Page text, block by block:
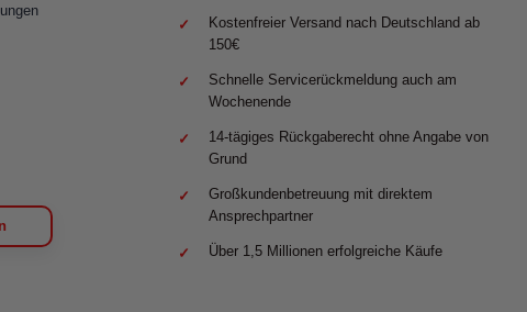
Kostenfreier Versand nach Deutschland ab
150€
Schnelle Servicerückmeldung auch am
Wochenende
14-tägiges Rückgaberecht ohne Angabe von
Grund
Großkundenbetreuung mit direktem
Ansprechpartner
Über 1,5 Millionen erfolgreiche Käufe